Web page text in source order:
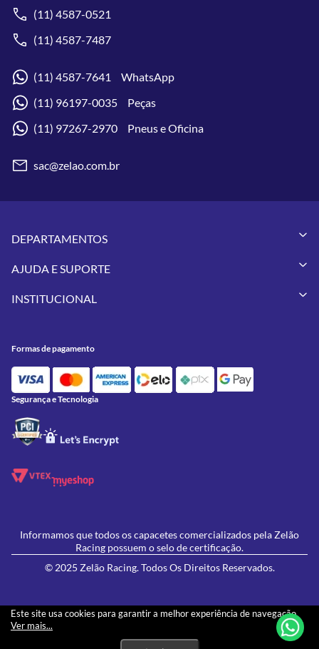
Este site usa cookies para garantir a melhor experiência de navegação.
Ver mais...
(11) 4587-0521
(11) 4587-7487
(11) 4587-7641 WhatsApp
(11) 96197-0035 Peças
(11) 97267-2970 Pneus e Oficina
sac@zelao.com.br
DEPARTAMENTOS
Vestuários
Pneus
Utilidades
Feminino
Lançamentos
AJUDA E SUPORTE
Meus Pedidos
Política de Privacidade
Política de Campanhas e promoções
INSTITUCIONAL
Contato
Oficina/Serviços
Formas de pagamento
Segurança e Tecnologia
Informamos que todos os capacetes comercializados pela Zelão
Racing possuem o selo de certificação.
© 2025 Zelão Racing. Todos Os Direitos Reservados.
Os preços e condições de pagamento apresentados neste site não necessariamente